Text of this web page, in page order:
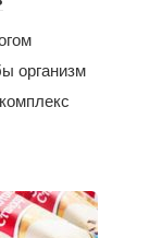
организм